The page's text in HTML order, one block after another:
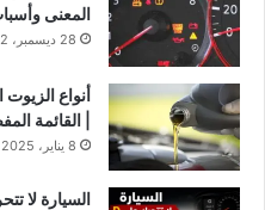
المعنى
28 ديسمبر، 2022
| القائمة
8 يناير، 2025